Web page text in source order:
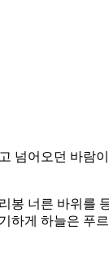
넘어오던 바람
너른 바위를
하게 하늘은 푸